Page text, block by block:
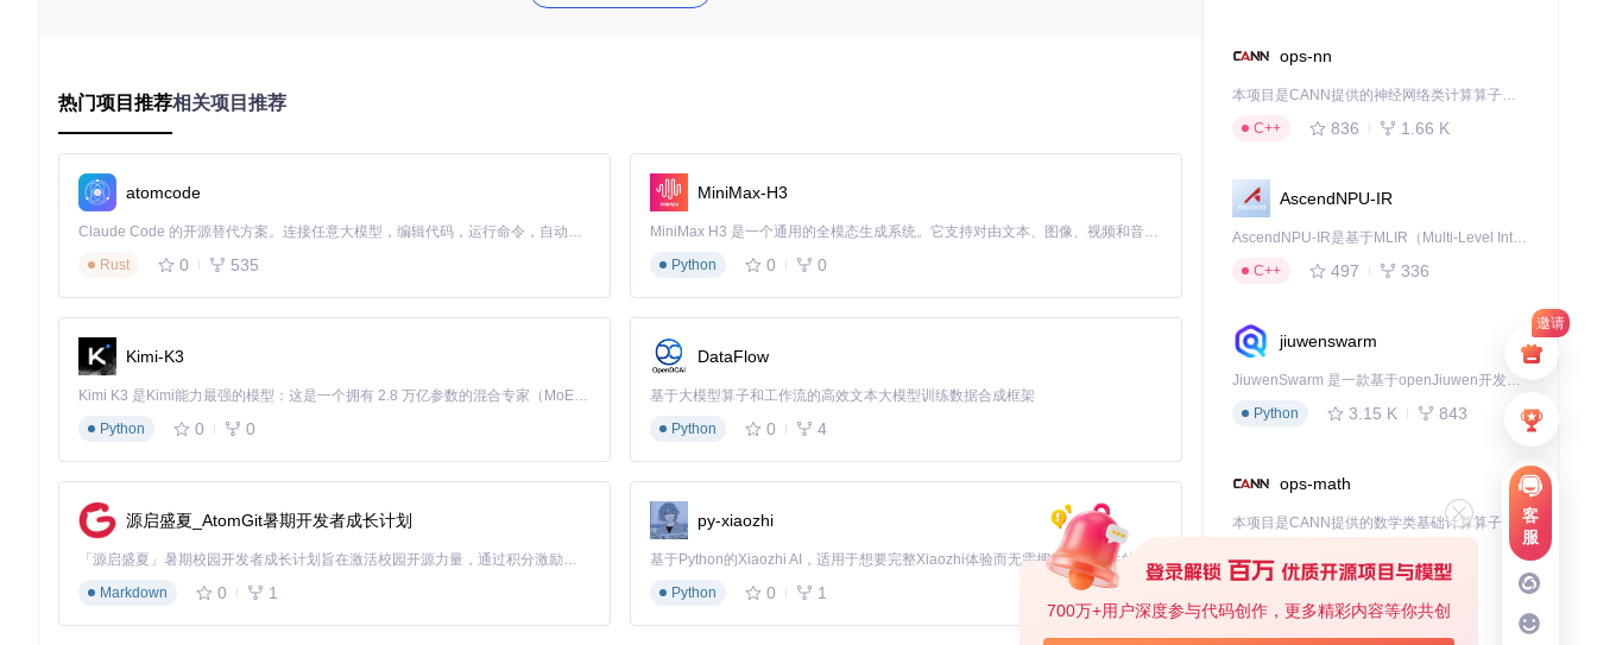
邀请
客
服
700万+用户深度参与代码创作，更多精彩内容等你共创
二、方案：三大核心应用场景配置
2.1 学术研究场景：完整保存视频资料
应用需求
⚠️ 准备阶段：
安装Java Runtime Environment 1.8或更高版本
配置足够存储空间（建议单视频预留5GB以上空间）
💡 执行阶段：
解析完成后，选择"原画"视频质量和"FLAC"音频质量
勾选"下载弹幕"和"保留元数据"选项
点击"下载"按钮开始任务
🔍 验证标准：
热门项目推荐相关项目推荐
atomcode
Claude Code 的开源替代方案。连接任意大模型，编辑代码，运行命令，自动验证 — 全自动执行。用 Rust 构建，极致性能。 ｜ An open-source alternative to Claude Code. Connect any LLM, edit code, run commands, and verify changes — autonomously. Built in Rust for speed. Get Started
Rust
0 535
MiniMax-H3
MiniMax H3 是一个通用的全模态生成系统。它支持对由文本、图像、视频和音频组成的多模态上下文进行统一理解，并能生成分辨率高达 2K、时长可达 15 秒的带原生立体声音频的视频。得益于面向任务泛化的系统设计，H3 在预训练阶段就已具备广泛的多模态上下文理解与生成能力，能够出色地执行复杂的多模态指令。
Python
0 0
Kimi-K3
Kimi K3 是Kimi能力最强的模型：这是一个拥有 2.8 万亿参数的混合专家（MoE）模型，具备原生视觉理解能力，并支持 100 万 token 的上下文窗口。
Python
0 0
DataFlow
基于大模型算子和工作流的高效文本大模型训练数据合成框架
Python
0 4
源启盛夏_AtomGit暑期开发者成长计划
「源启盛夏」暑期校园开发者成长计划旨在激活校园开源力量，通过积分激励、认证扶持、资源倾斜等形式，引导高校组织和开发者完成「入驻 — 建项目 — 做贡献 — 获认证 — 得资源」的完整闭环。无论你是想带领社团入驻平台的组织者，还是希望用代码贡献证明自己的开发者，都能在这里找到属于你的成长路径。
Markdown
0 1
py-xiaozhi
基于Python的Xiaozhi AI，适用于想要完整Xiaozhi体验而无需拥有专用硬件的用户。
Python
0 1
ops-nn
本项目是CANN提供的神经网络类计算算子库，实现网络在NPU上加速计算。
C++
836 1.66 K
AscendNPU-IR
AscendNPU-IR是基于MLIR（Multi-Level Intermediate Representation）构建的，面向昇腾亲和算子编译时使用的中间表示，提供昇腾完备表达能力，通过编译优化提升昇腾AI处理器计算效率，支持通过生态框架使能昇腾AI处理器与深度调优
C++
497 336
jiuwenswarm
JiuwenSwarm 是一款基于openJiuwen开发的智能AI Agent，它能够将大语言模型的强大能力，通过你日常使用的各类通讯应用，直接延伸至你的指尖。
Python
3.15 K 843
ops-math
C++
deveco-code